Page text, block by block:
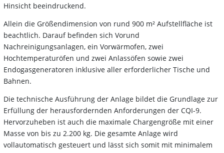
Hinsicht beeindruckend.
Allein die Größendimension von rund 900 m² Aufstellfläche ist
beachtlich. Darauf befinden sich Vorund
Nachreinigungsanlagen, ein Vorwärmofen, zwei
Hochtemperaturöfen und zwei Anlassöfen sowie zwei
Endogasgeneratoren inklusive aller erforderlicher Tische und
Bahnen.
Die technische Ausführung der Anlage bildet die Grundlage zur
Erfüllung der herausfordernden Anforderungen der CQI-9.
Hervorzuheben ist auch die maximale Chargengröße mit einer
Masse von bis zu 2.200 kg. Die gesamte Anlage wird
vollautomatisch gesteuert und lässt sich somit mit minimalem